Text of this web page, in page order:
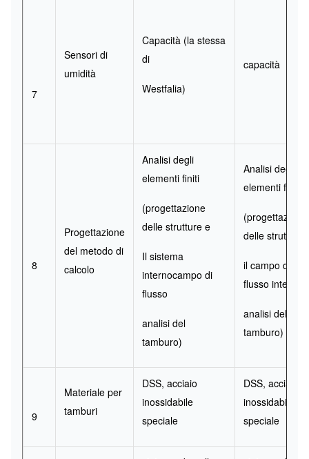
7
Sensori di
umidità
Capacità (la stessa
di
Westfalia)
capacità
8
Progettazione
del metodo di
calcolo
Analisi degli
elementi finiti
(progettazione
delle strutture e
Il sistema
internocampo di
flusso
analisi del
tamburo)
Analisi degli
elementi finiti
(progettazione
delle strutture
il campo di
flusso interno
analisi del
tamburo)
9
Materiale per
tamburi
DSS, acciaio
inossidabile
speciale
DSS, acciaio
inossidabile
speciale